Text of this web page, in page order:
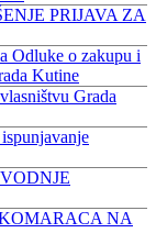
PRIJAVA ZA
Odluke o zakupu i
Kutine
Grada
NA